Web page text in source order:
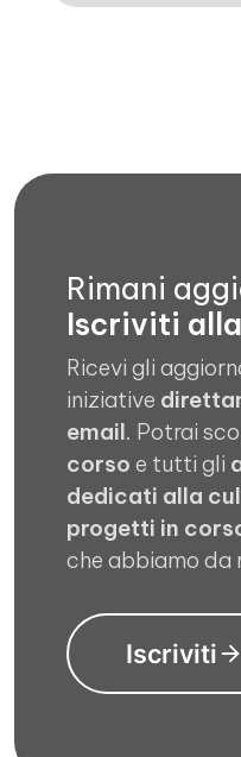
Rimani
Iscriviti
Ricevi gli
iniziative
email. Potrai
corso e tutti gli
dedicati alla
progetti in
che abbiamo da
Iscriviti